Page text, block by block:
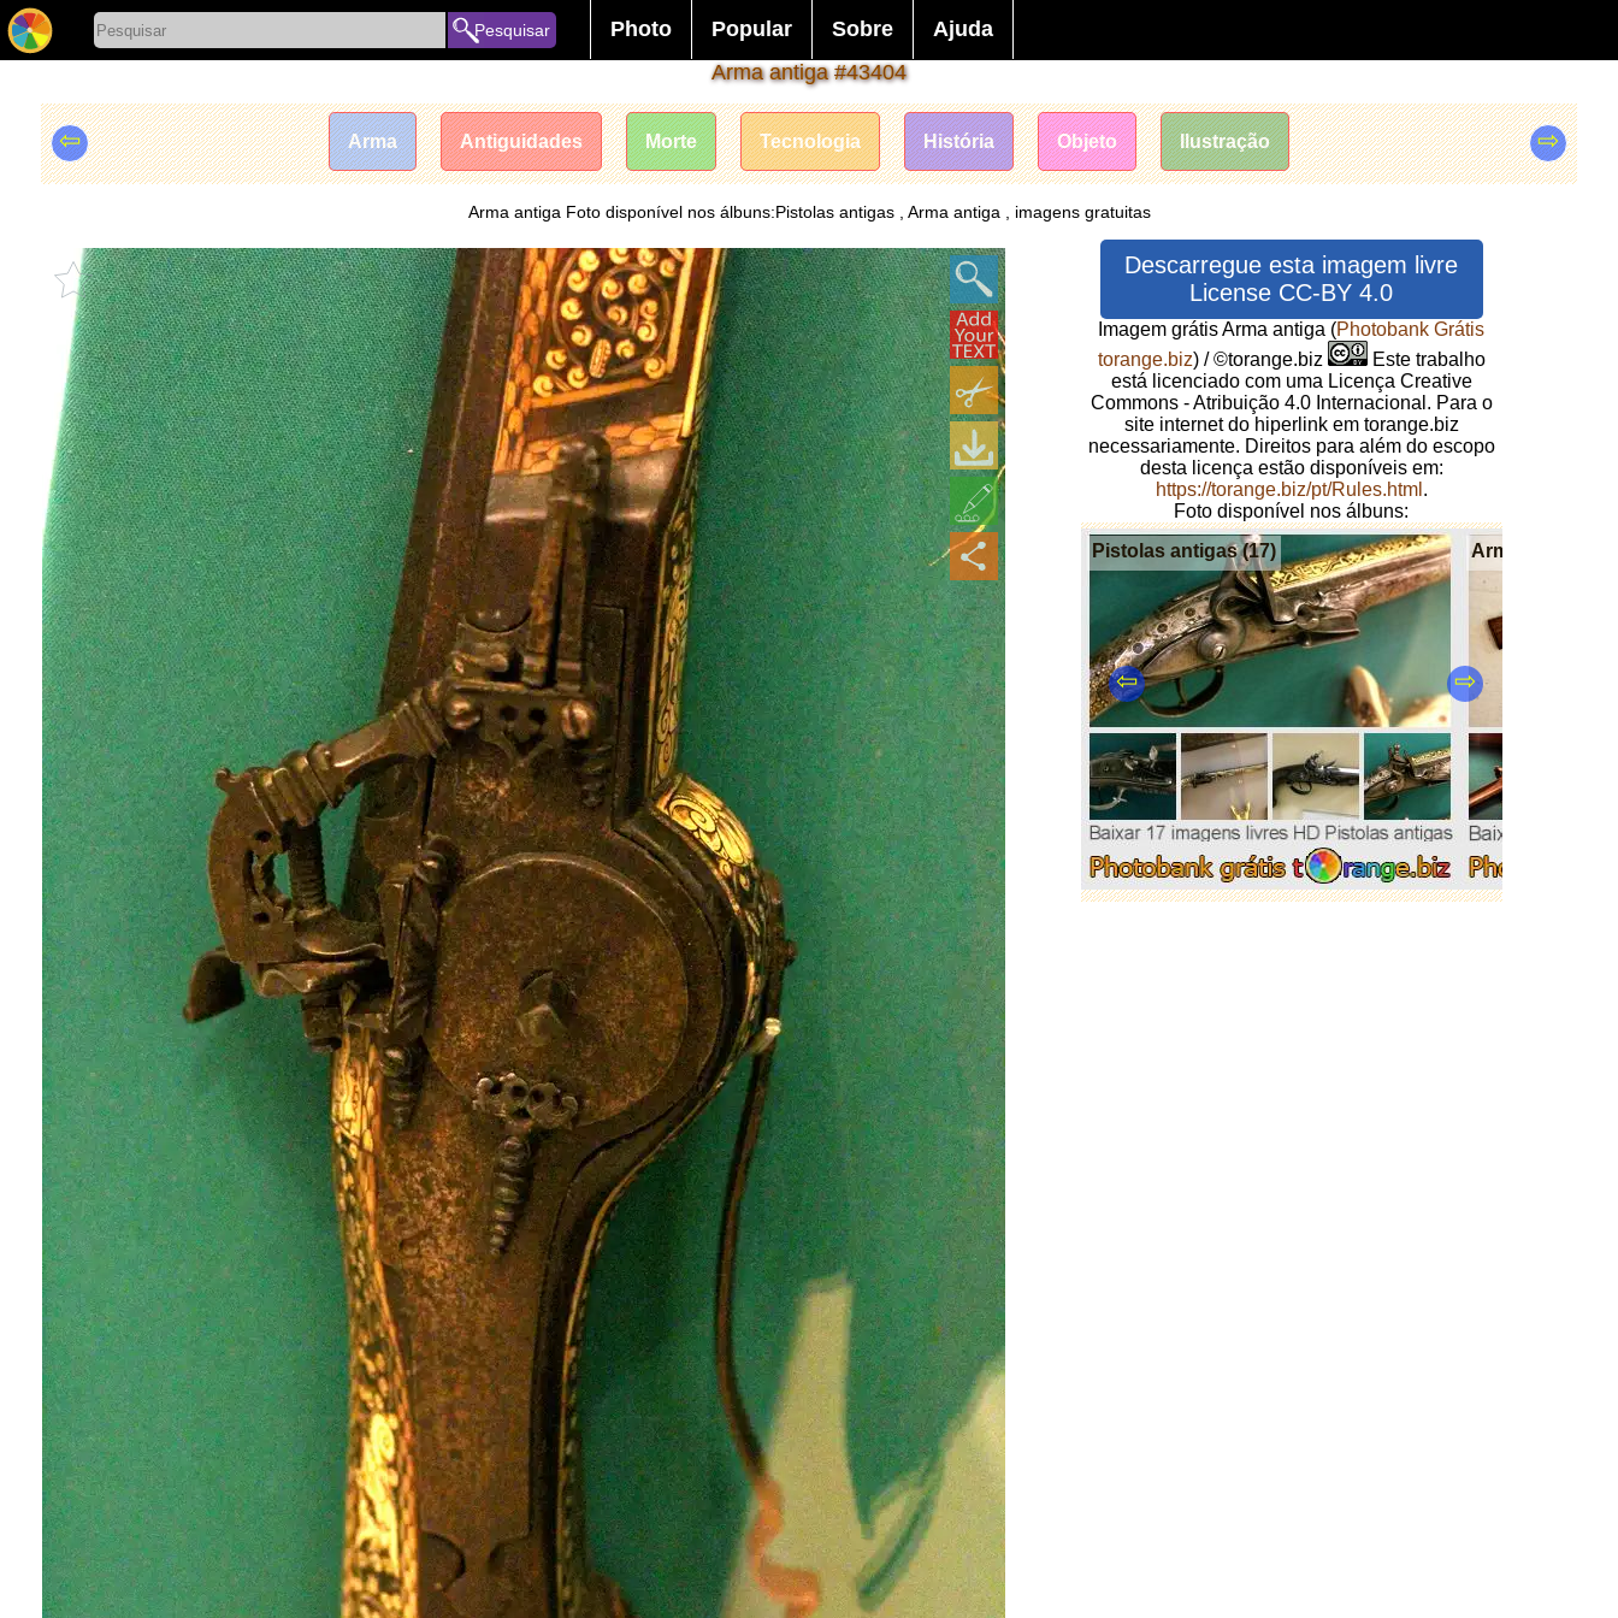
Pesquisar Photo Popular Sobre
Ajuda
Arma antiga #43404
Arma Antiguidades Morte Tecnologia História Objeto Ilustração
⇦ ⇨
Arma antiga Foto disponível nos álbuns:Pistolas antigas , Arma antiga , imagens gratuitas
Descarregue esta imagem livre
License CC-BY 4.0
Imagem grátis Arma antiga (Photobank Grátis
torange.biz) / ©torange.biz
Este trabalho
está licenciado com uma Licença Creative
Commons - Atribuição 4.0 Internacional. Para o
site internet do hiperlink em torange.biz
necessariamente. Direitos para além do escopo
desta licença estão disponíveis em:
https://torange.biz/pt/Rules.html .
Foto disponível nos álbuns:
Pistolas antigas (17)
Arma antiga
⇦ ⇨